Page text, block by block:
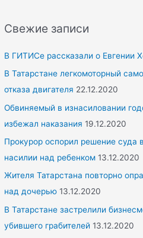
r
h
f
o
r
Свежие записи
В ГИТИСе рассказали о Евгении
В Татарстане легкомоторный
отказа двигателя 22.12.2020
Обвиняемый в изнасиловании
избежал наказания 19.12.2020
Прокурор оспорил решение суда
насилии над ребенком 13.12.2020
Жителя Татарстана повторно
над дочерью 13.12.2020
В Татарстане застрелили
убившего грабителей 13.12.2020